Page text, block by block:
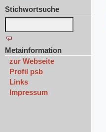
Stichwortsuche
Metainformation
zur Webseite
Profil psb
Links
Impressum